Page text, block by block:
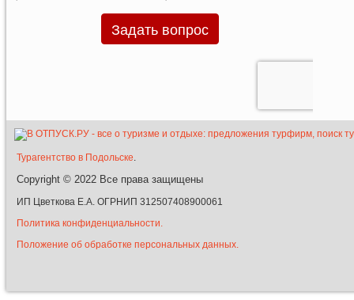
Турагентство в Подольске
Copyright © 2022 Все права защищены
ИП Цветкова Е.А. ОГРНИП 312507408900061
Политика конфиденциальности.
Положение об обработке персональных данных.